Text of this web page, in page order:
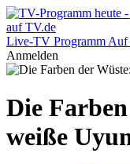
Live-TV Programm Auf
Anmelden
Die
weiße